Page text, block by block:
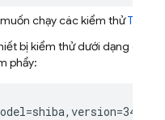
chạy các kiểm thửTác
bị kiểm thử dưới dạng
phẩy: